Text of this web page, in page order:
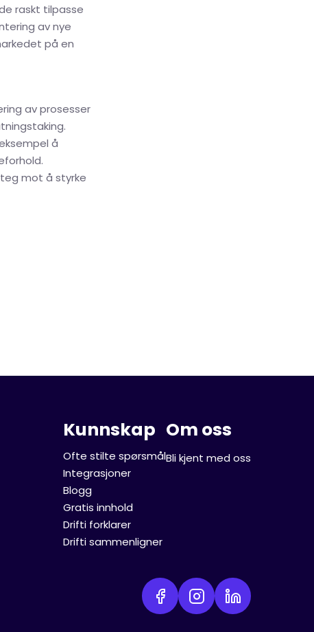
raskt tilpasse
av nye
på en
av prosesser
å
mot å styrke
Kunnskap
Ofte stilte spørsmål
Integrasjoner
Blogg
Gratis innhold
Drifti forklarer
Drifti sammenligner
Om oss
Bli kjent med oss